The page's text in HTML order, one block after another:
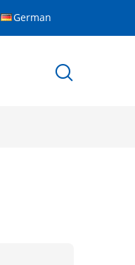
German